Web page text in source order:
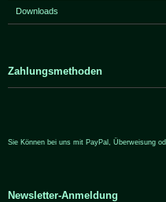
Downloads
Zahlungsmethoden
Sie Können bei uns mit PayPal, Überweisung
Newsletter-Anmeldung